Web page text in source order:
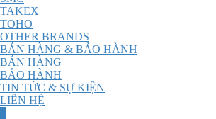
TAKEX
TOHO
OTHER BRANDS
BÁN HÀNG & BẢO HÀNH
BÁN HÀNG
BẢO HÀNH
TIN TỨC & SỰ KIỆN
LIÊN HỆ